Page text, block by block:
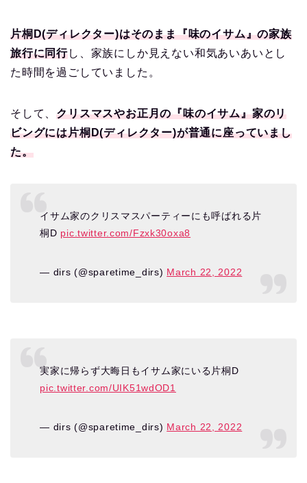
片桐D(ディレクター)はそのまま『味のイサム』の家族
旅行に同行し、家族にしか見えない和気あいあいとし
た時間を過ごしていました。
そして、クリスマスやお正月の『味のイサム』家のリ
ビングには片桐D(ディレクター)が普通に座っていまし
た。
イサム家のクリスマスパーティーにも呼ばれる片
桐D pic.twitter.com/Fzxk30oxa8
— dirs (@sparetime_dirs) March 22, 2022
実家に帰らず大晦日もイサム家にいる片桐D
pic.twitter.com/UIK51wdOD1
— dirs (@sparetime_dirs) March 22, 2022